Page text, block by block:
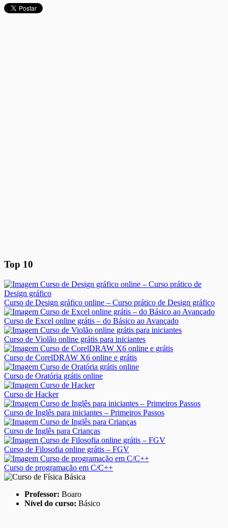
Top 10
Curso de Design gráfico online – Curso prático de Design gráfico
Curso de Excel online grátis – do Básico ao Avançado
Curso de Violão online grátis para iniciantes
Curso de CorelDRAW X6 online e grátis
Curso de Oratória grátis online
Curso de Hacker
Curso de Inglês para iniciantes – Primeiros Passos
Curso de Inglês para Crianças
Curso de Filosofia online grátis – FGV
Curso de programação em C/C++
Professor: Boaro
Nível do curso: Básico